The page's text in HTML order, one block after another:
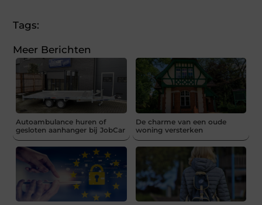
Tags:
Meer Berichten
Autoambulance huren of
gesloten aanhanger bij JobCar
De charme van een oude
woning versterken